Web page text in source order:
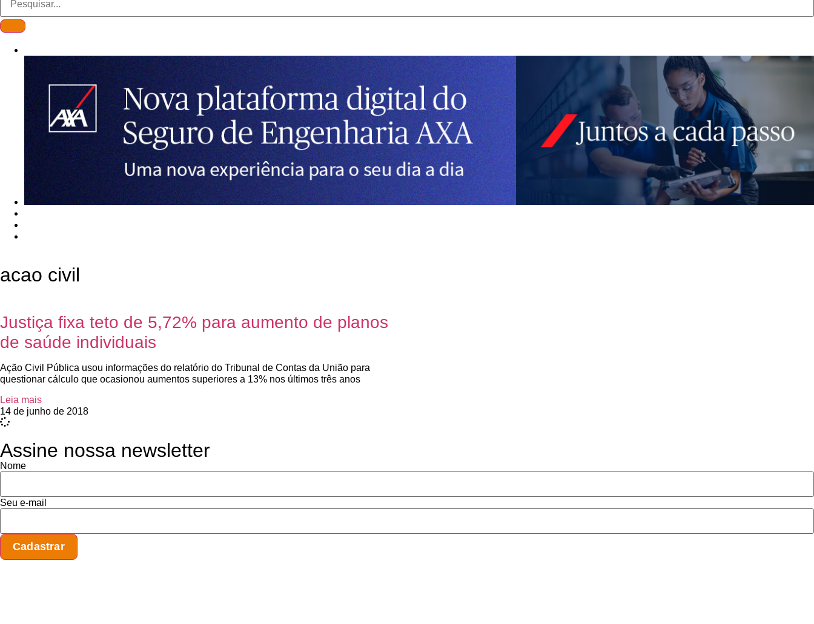
acao civil
Justiça fixa teto de 5,72% para aumento de planos
de saúde individuais
Ação Civil Pública usou informações do relatório do Tribunal de Contas da União para
questionar cálculo que ocasionou aumentos superiores a 13% nos últimos três anos
Leia mais
14 de junho de 2018
Assine nossa newsletter
Nome
Seu e-mail